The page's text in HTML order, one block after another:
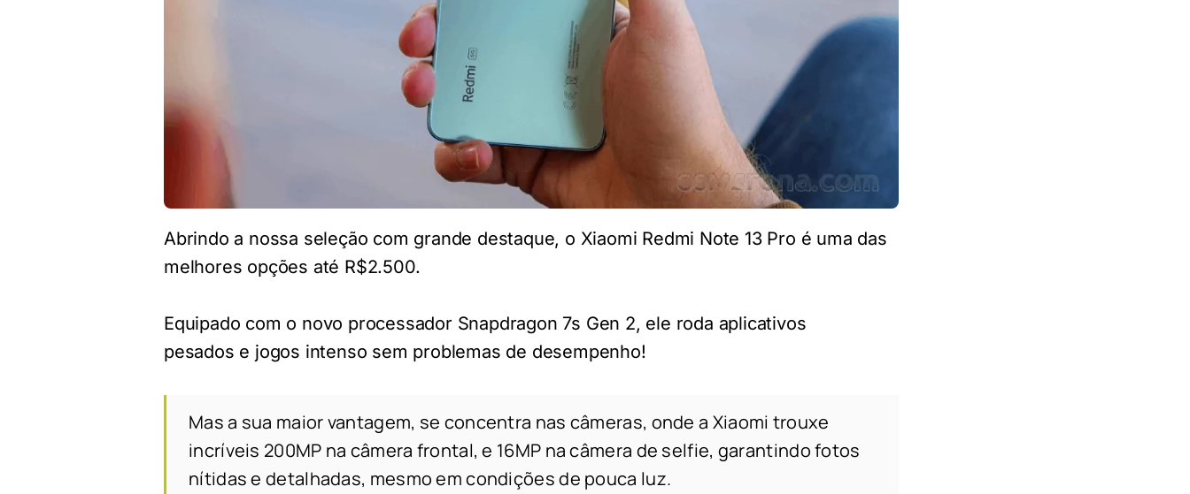
Abrindo a nossa seleção com grande destaque, o Xiaomi Redmi Note 13 Pro é uma das
melhores opções até R$2.500.
Equipado com o novo processador Snapdragon 7s Gen 2, ele roda aplicativos
pesados e jogos intenso sem problemas de desempenho!
Mas a sua maior vantagem, se concentra nas câmeras, onde a Xiaomi trouxe
incríveis 200MP na câmera frontal, e 16MP na câmera de selfie, garantindo fotos
nítidas e detalhadas, mesmo em condições de pouca luz.